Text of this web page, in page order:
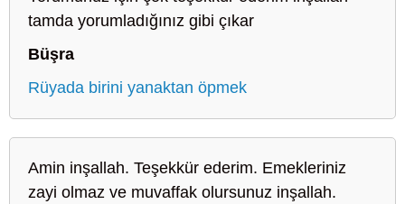
tamda yorumladığınız gibi çıkar
Büşra
Rüyada birini yanaktan öpmek
Amin inşallah. Teşekkür ederim. Emekleriniz
zayi olmaz ve muvaffak olursunuz inşallah.